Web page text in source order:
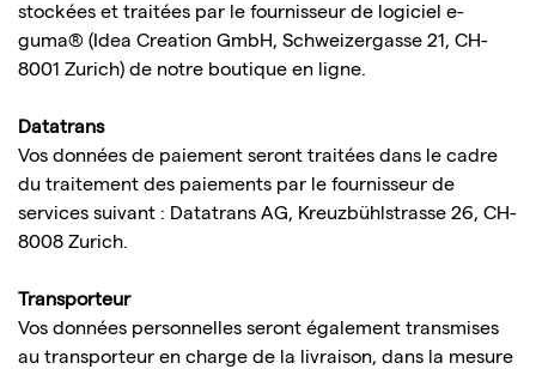
stockées et traitées par le fournisseur de logiciel e-
guma® (Idea Creation GmbH, Schweizergasse 21, CH-
8001 Zurich) de notre boutique en ligne.
Datatrans
Vos données de paiement seront traitées dans le cadre
du traitement des paiements par le fournisseur de
services suivant : Datatrans AG, Kreuzbühlstrasse 26, CH-
8008 Zurich.
Transporteur
Vos données personnelles seront également transmises
au transporteur en charge de la livraison, dans la mesure